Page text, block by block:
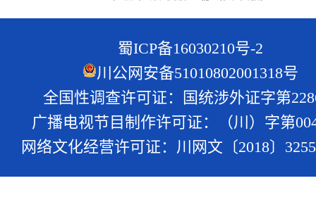
蜀ICP备16030210号-2
川公网安备51010802001318号
全国性调查许可证：国统涉外证字第
广播电视节目制作许可证：（川）字第
网络文化经营许可证：川网文〔2018〕